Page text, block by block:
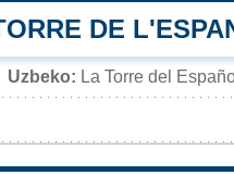
DE
Uzbeko: La Torre del